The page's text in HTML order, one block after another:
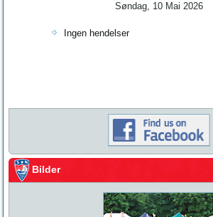
Søndag, 10 Mai 2026
Ingen hendelser
Bilder